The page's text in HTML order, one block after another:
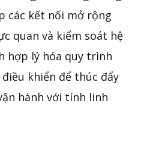
các kết nối mở rộng
quan và kiểm soát hệ
hợp lý hóa quy trình
khiển để thúc đẩy
hành với tính linh